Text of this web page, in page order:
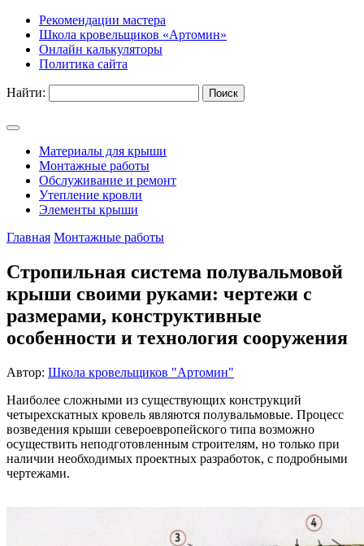
Рекомендации мастера
Школа кровельщиков «Артомин»
Онлайн калькуляторы
Политика сайта
Найти:
Материалы для крыши
Монтажные работы
Обслуживание и ремонт
Утепление кровли
Элементы крыши
Главная Монтажные работы
Стропильная система полувальмовой
крыши своими руками: чертежи с
размерами, конструктивные
особенности и технология сооружения
Автор: Школа кровельщиков "Артомин"
Наиболее сложными из существующих конструкций
четырехскатных кровель являются полувальмовые. Процесс
возведения крыши североевропейского типа возможно
осуществить неподготовленным строителям, но только при
наличии необходимых проектных разработок, с подробными
чертежами.